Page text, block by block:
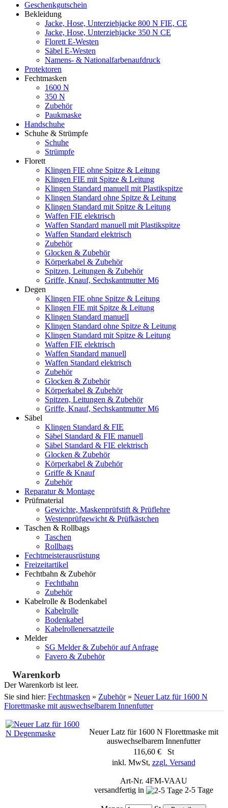
Geschenkgutschein
Bekleidung
Jacke, Hose, Unterziehjacke 800 N FIE, CE
Jacke, Hose, Unterziehjacke 350 N CE
Florett E-Westen
Säbel E-Westen
Namens- & Nationalfarbenaufdruck
Protektoren
Fechtmasken
1600 N
350 N
Zubehör
Paukmaske
Handschuhe
Schuhe & Strümpfe
Schuhe
Strümpfe
Florett
Klingen FIE ohne Spitze & Leitung
Klingen FIE mit Spitze & Leitung
Klingen Standard manuell mit Plastikspitze
Klingen Standard ohne Spitze & Leitung
Klingen Standard mit Spitze & Leitung
Waffen FIE elektrisch
Waffen Standard manuell mit Plastikspitze
Waffen Standard elektrisch
Zubehör
Glocken & Zubehör
Körperkabel & Zubehör
Spitzen, Leitungen & Zubehör
Griffe, Knauf, Sechskantmutter M6
Degen
Klingen FIE ohne Spitze & Leitung
Klingen FIE mit Spitze & Leitung
Klingen Standard manuell
Klingen Standard ohne Spitze & Leitung
Klingen Standard mit Spitze & Leitung
Waffen FIE elektrisch
Waffen Standard manuell
Waffen Standard elektrisch
Zubehör
Glocken & Zubehör
Körperkabel & Zubehör
Spitzen, Leitungen & Zubehör
Griffe, Knauf, Sechskantmutter M6
Säbel
Klingen Standard & FIE
Säbel Standard & FIE manuell
Säbel Standard & FIE elektrisch
Glocken & Zubehör
Körperkabel & Zubehör
Griffe & Knauf
Zubehör
Reparatur & Montage
Prüfmaterial
Gewichte, Maskenprüfstift & Prüflehre
Westenprüfgewicht & Prüfkästchen
Taschen & Rollbags
Taschen
Rollbags
Fechtmeisterausrüstung
Freizeitartikel
Fechtbahn & Zubehör
Fechtbahn
Zubehör
Kabelrolle & Bodenkabel
Kabelrolle
Bodenkabel
Kabelrollenersatzteile
Melder
SG Melder & Zubehör auf Anfrage
Favero & Zubehör
Warenkorb
Der Warenkorb ist leer.
Sie sind hier: Fechtmasken » Zubehör» Neuer Latz für 1600 N
Florettmaske mit auswechselbarem Innenfutter
Neuer Latz für 1600 N Florettmaske mit
auswechselbarem Innenfutter
116,60 € St
inkl. MwSt, zzgl. Versand
Art-Nr. 4FM-VAAU
versandfertig in
2-5 Tage